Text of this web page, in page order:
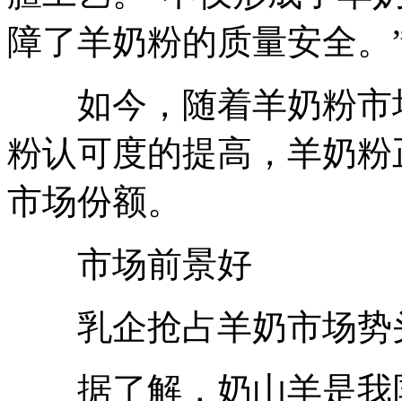
障了羊奶粉的质量安全。
如今，随着羊奶粉市
粉认可度的提高，羊奶
市场份额。
市场前景好
乳企抢占羊奶市场势
据了解，奶山羊是我